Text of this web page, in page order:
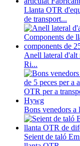
Llanta OTR
de transport...
Anell lateral d'alt
Ri...
Bons venedors a
Seient de taló